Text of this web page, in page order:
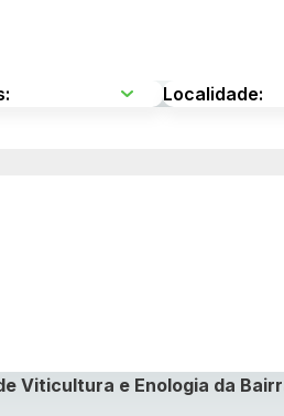
Viticultura e Enologia da